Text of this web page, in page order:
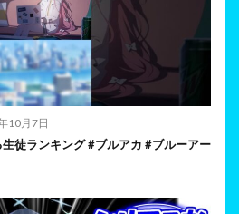
10月7日
徒ランキング #ブルアカ #ブルーアー